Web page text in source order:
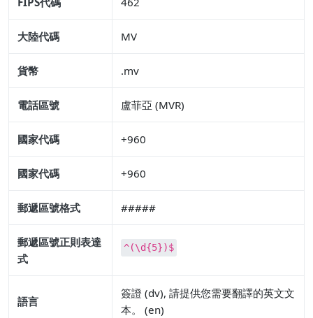
大陸代碼 MV
貨幣 .mv
電話區號 盧菲亞 (MVR)
國家代碼 +960
國家代碼 +960
郵遞區號格式 #####
郵遞區號正則表達
式
^(\d{5})$
語言
簽證 (dv), 請提供您需要翻譯的英文文
本。 (en)